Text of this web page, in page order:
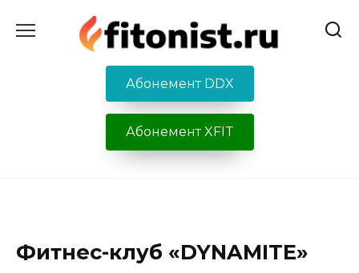
содержанию
Абонемент DDX
Абонемент XFIT
Фитнес-клуб «DYNAMITE»